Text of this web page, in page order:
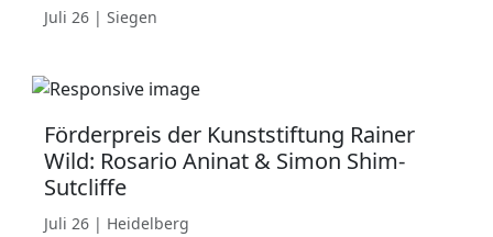
Juli 26 | Siegen
Förderpreis der Kunststiftung Rainer
Wild: Rosario Aninat & Simon Shim-
Sutcliffe
Juli 26 | Heidelberg